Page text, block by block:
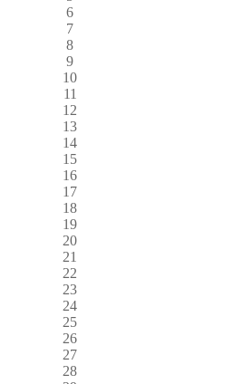
6
7
8
9
10
11
12
13
14
15
16
17
18
19
20
21
22
23
24
25
26
27
28